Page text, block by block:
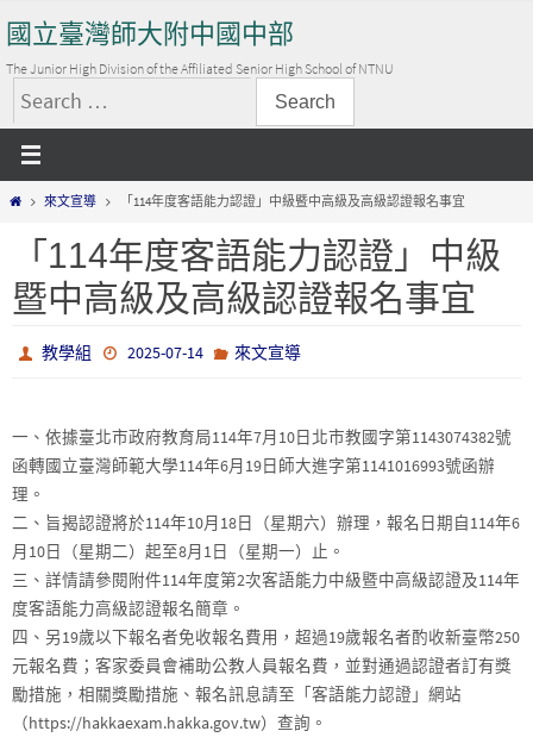
to
content
國立臺灣師大附中國中部
The Junior High Division of the Affiliated Senior High School of NTNU
搜
尋
關
鍵
字:
Home來文宣導 「114年度客語能力認證」中級暨中高級及高級認證報名事宜
「114年度客語能力認證」中級
暨中高級及高級認證報名事宜
教學組 2025-07-14 來文宣導
一、依據臺北市政府教育局114年7月10日北市教國字第1143074382號
函轉國立臺灣師範大學114年6月19日師大進字第1141016993號函辦
理。
二、旨揭認證將於114年10月18日（星期六）辦理，報名日期自114年6
月10日（星期二）起至8月1日（星期一）止。
三、詳情請參閱附件114年度第2次客語能力中級暨中高級認證及114年
度客語能力高級認證報名簡章。
四、另19歲以下報名者免收報名費用，超過19歲報名者酌收新臺幣250
元報名費；客家委員會補助公教人員報名費，並對通過認證者訂有獎
勵措施，相關獎勵措施、報名訊息請至「客語能力認證」網站
（https://hakkaexam.hakka.gov.tw）查詢。